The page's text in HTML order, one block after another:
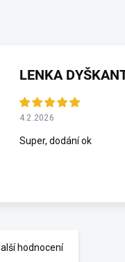
LENKA
4.2.2026
Super, dodání ok
hodnocení